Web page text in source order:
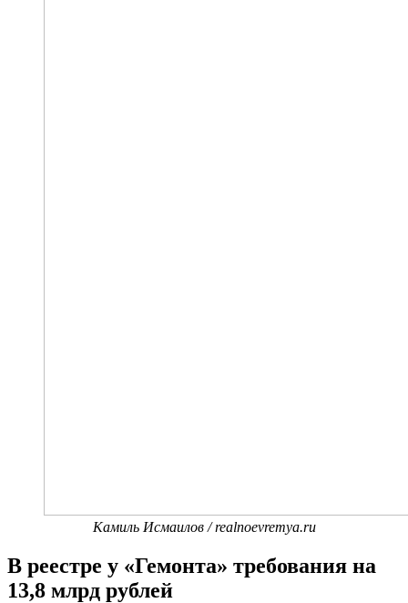
Камиль Исмаилов / realnoevremya.ru
В реестре у «Гемонта» требования на
13,8 млрд рублей